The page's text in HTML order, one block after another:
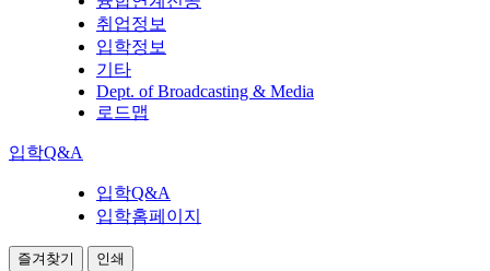
취업정보
입학정보
기타
Dept. of Broadcasting & Media
로드맵
입학Q&A
입학Q&A
입학홈페이지
즐겨찾기 인쇄